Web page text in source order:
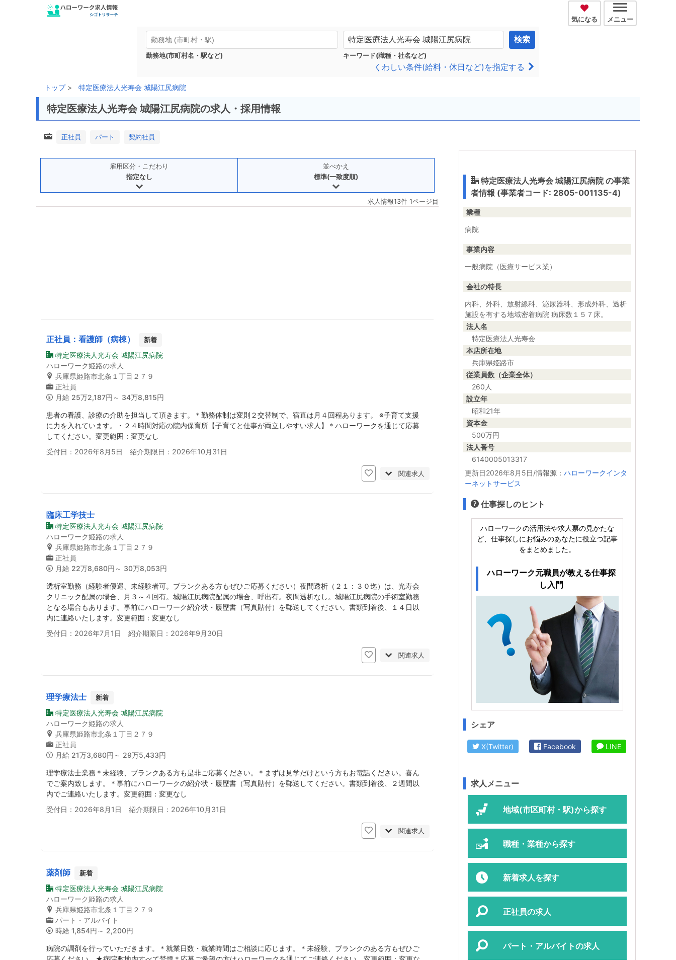
気になる メニュー
勤務地(市町村名・駅など) キーワード(職種・社名など)
検索
くわしい条件(給料・休日など)を指定する
トップ 特定医療法人光寿会 城陽江尻病院
特定医療法人光寿会 城陽江尻病院の求人・採用情報
正社員 パート 契約社員
雇用区分・こだわり
指定なし
並べかえ
標準(一致度順)
求人情報13件 1ページ目
正社員：看護師（病棟） 新着
特定医療法人光寿会 城陽江尻病院
ハローワーク姫路の求人
兵庫県姫路市北条１丁目２７９
正社員
月給 25万2,187円～ 34万8,815円
患者の看護、診療の介助を担当して頂きます。＊勤務体制は変則２交替制で、宿直は月４回程あります。 ※子育て支援
に力を入れています。・２４時間対応の院内保育所【子育てと仕事が両立しやすい求人】＊ハローワークを通じて応募
してください。変更範囲：変更なし
受付日：2026年8月5日 紹介期限日：2026年10月31日
関連求人
臨床工学技士
特定医療法人光寿会 城陽江尻病院
ハローワーク姫路の求人
兵庫県姫路市北条１丁目２７９
正社員
月給 22万8,680円～ 30万8,053円
透析室勤務（経験者優遇、未経験者可。ブランクある方もぜひご応募ください）夜間透析（２１：３０迄）は、光寿会
クリニック配属の場合、月３～４回有。城陽江尻病院配属の場合、呼出有。夜間透析なし。城陽江尻病院の手術室勤務
となる場合もあります。事前にハローワーク紹介状・履歴書（写真貼付）を郵送してください。書類到着後、１４日以
内に連絡いたします。変更範囲：変更なし
受付日：2026年7月1日 紹介期限日：2026年9月30日
関連求人
理学療法士 新着
特定医療法人光寿会 城陽江尻病院
ハローワーク姫路の求人
兵庫県姫路市北条１丁目２７９
正社員
月給 21万3,680円～ 29万5,433円
理学療法士業務＊未経験、ブランクある方も是非ご応募ください。＊まずは見学だけという方もお電話ください。喜ん
でご案内致します。＊事前にハローワークの紹介状・履歴書（写真貼付）を郵送してください。書類到着後、２週間以
内でご連絡いたします。変更範囲：変更なし
受付日：2026年8月1日 紹介期限日：2026年10月31日
関連求人
薬剤師 新着
特定医療法人光寿会 城陽江尻病院
ハローワーク姫路の求人
兵庫県姫路市北条１丁目２７９
パート・アルバイト
時給 1,854円～ 2,200円
病院の調剤を行っていただきます。＊就業日数・就業時間はご相談に応じます。＊未経験、ブランクのある方もぜひご
特定医療法人光寿会 城陽江尻病院 の事業
者情報 (事業者コード: 2805-001135-4)
業種
病院
事業内容
一般病院（医療サービス業）
会社の特長
内科、外科、放射線科、泌尿器科、形成外科、透析
施設を有する地域密着病院 病床数１５７床。
法人名
特定医療法人光寿会
本店所在地
兵庫県姫路市
従業員数（企業全体）
260人
設立年
昭和21年
資本金
500万円
法人番号
6140005013317
更新日2026年8月5日/情報源： ハローワークインタ
ーネットサービス
仕事探しのヒント
ハローワークの活用法や求人票の見かたな
ど、仕事探しにお悩みのあなたに役立つ記事
をまとめました。
ハローワーク元職員が教える仕事探
し入門
シェア
X(Twitter) Facebook LINE
求人メニュー
地域(市区町村・駅)から探す
職種・業種から探す
新着求人を探す
正社員の求人
パート・アルバイトの求人